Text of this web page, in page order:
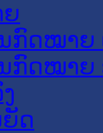
ກົດໝາຍ
ກົດໝາຍ
ດ